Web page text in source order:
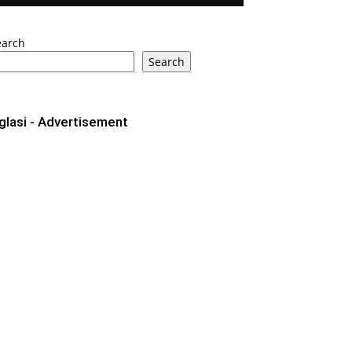
Search
- Advertisement